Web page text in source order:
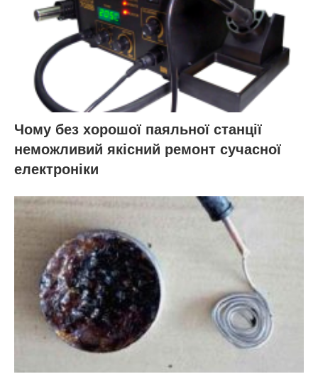
Чому без хорошої паяльної станції
неможливий якісний ремонт сучасної
електроніки